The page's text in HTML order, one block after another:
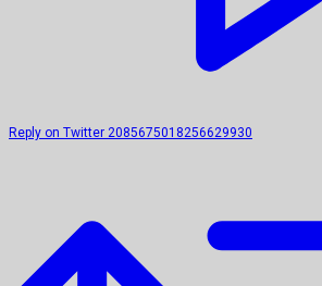
Reply on Twitter 2085675018256629930